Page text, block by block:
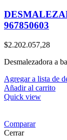
967850603
$2.202.057,28
Desmalezadora a
Agregar a lista de
Añadir al carrito
Quick view
Comparar
Cerrar